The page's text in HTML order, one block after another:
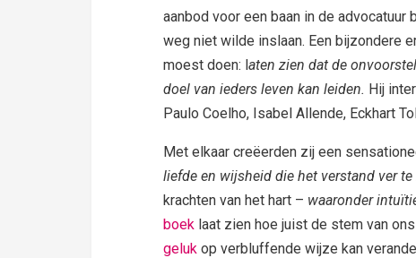
aanbod voor een baan in de
weg niet wilde inslaan. Een bijzondere
moest doen: laten zien dat de
doel van ieders leven kan leiden. Hij
Paulo Coelho, Isabel Allende, Eckhart
Met elkaar creëerden zij een
liefde en wijsheid die het verstand ver
krachten van het hart – waaronder
boek laat zien hoe juist de stem van
geluk op verbluffende wijze kan